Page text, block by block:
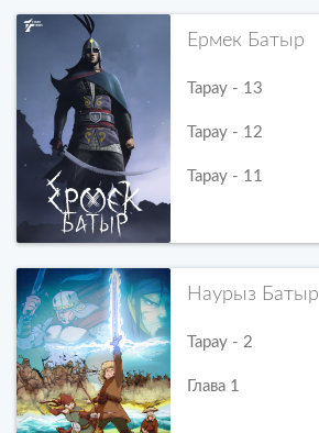
Ермек Батыр
Тарау - 13
Тарау - 12
Тарау - 11
Наурыз Батыр
Тарау - 2
Глава 1